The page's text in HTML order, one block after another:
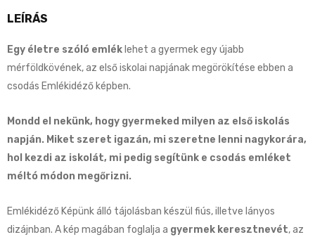
LEÍRÁS
Egy életre szóló emlék lehet a gyermek egy újabb
mérföldkövének, az első iskolai napjának megörökítése ebben a
csodás Emlékidéző képben.
Mondd el nekünk, hogy gyermeked milyen az első iskolás
napján. Miket szeret igazán, mi szeretne lenni nagykorára,
hol kezdi az iskolát, mi pedig segítünk e csodás emléket
méltó módon megőrizni.
Emlékidéző Képünk álló tájolásban készül fiús, illetve lányos
dizájnban. A kép magában foglalja a gyermek keresztnevét, az